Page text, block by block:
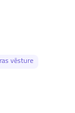
vēsture